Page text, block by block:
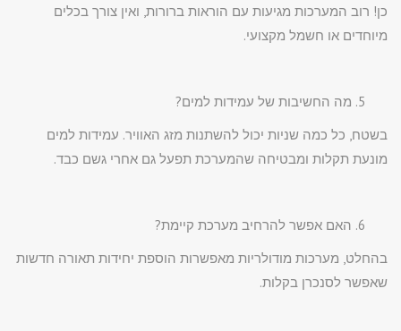
כן! רוב המערכות מגיעות עם הוראות ברורות, ואין צורך בכלים
מיוחדים או חשמל מקצועי.
מה החשיבות של עמידות למים?
בשטח, כל כמה שניות יכול להשתנות מזג האוויר. עמידות למים
מונעת תקלות ומבטיחה שהמערכת תפעל גם אחרי גשם כבד.
האם אפשר להרחיב מערכת קיימת?
בהחלט, מערכות מודולריות מאפשרות הוספת יחידות תאורה חדשות
שאפשר לסנכרן בקלות.